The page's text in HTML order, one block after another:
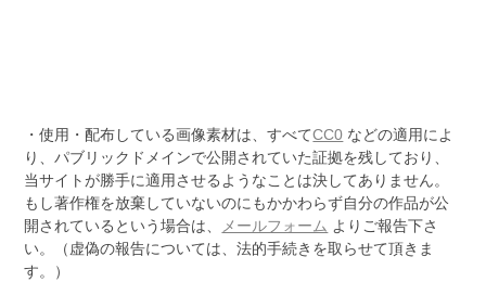
・使用・配布している画像素材は、すべてCC0 などの適用によ
り、パブリックドメインで公開されていた証拠を残しており、
当サイトが勝手に適用させるようなことは決してありません。
もし著作権を放棄していないのにもかかわらず自分の作品が公
開されているという場合は、
メールフォーム よりご報告下さ
い。（虚偽の報告については、法的手続きを取らせて頂きま
す。）